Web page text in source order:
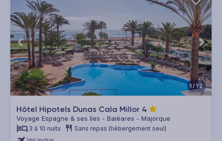
1/12
Hôtel Hipotels Dunas Cala Millor 4
Voyage Espagne & ses îles - Baléares - Majorque
3 à 10 nuits
Sans repas (hébergement seul)